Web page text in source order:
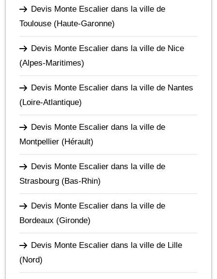
Devis Monte Escalier dans la ville de
Toulouse (Haute-Garonne)
Devis Monte Escalier dans la ville de Nice
(Alpes-Maritimes)
Devis Monte Escalier dans la ville de Nantes
(Loire-Atlantique)
Devis Monte Escalier dans la ville de
Montpellier (Hérault)
Devis Monte Escalier dans la ville de
Strasbourg (Bas-Rhin)
Devis Monte Escalier dans la ville de
Bordeaux (Gironde)
Devis Monte Escalier dans la ville de Lille
(Nord)